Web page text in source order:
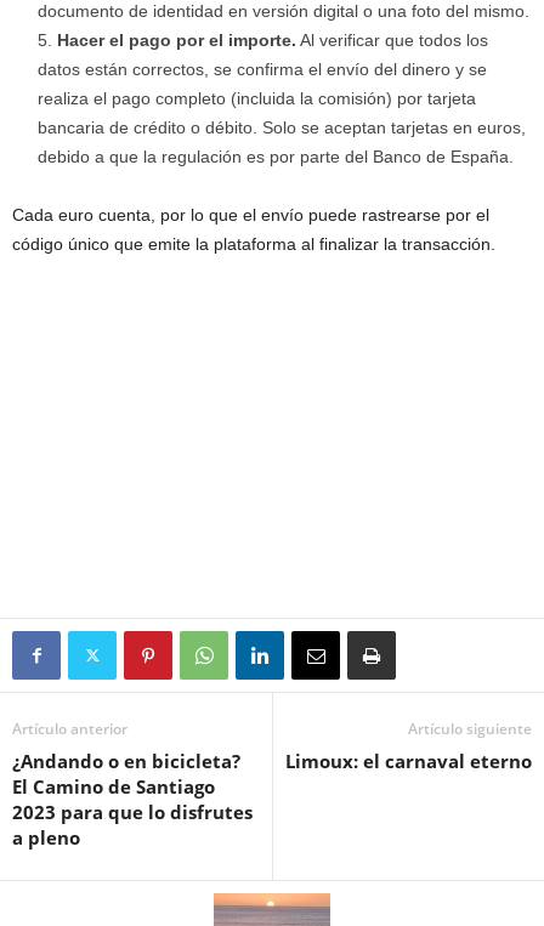
documento de identidad en versión digital o una foto del mismo.
Hacer el pago por el importe. Al verificar que todos los
datos están correctos, se confirma el envío del dinero y se
realiza el pago completo (incluida la comisión) por tarjeta
bancaria de crédito o débito. Solo se aceptan tarjetas en euros,
debido a que la regulación es por parte del Banco de España.
Cada euro cuenta, por lo que el envío puede rastrearse por el
código único que emite la plataforma al finalizar la transacción.
Artículo anterior
¿Andando o en bicicleta?
El Camino de Santiago
2023 para que lo disfrutes
a pleno
Artículo siguiente
Limoux: el carnaval eterno